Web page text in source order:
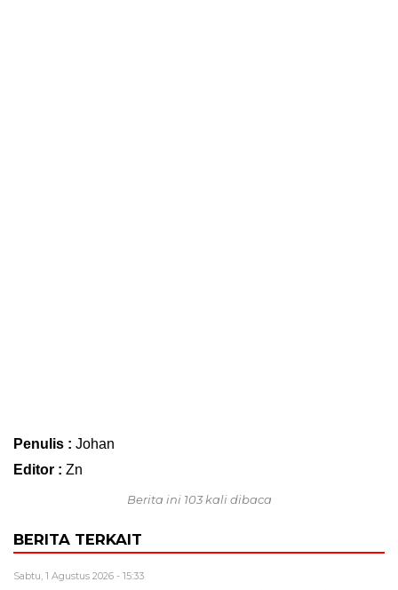
Penulis : Johan
Editor : Zn
Berita ini 103 kali dibaca
BERITA TERKAIT
Sabtu, 1 Agustus 2026 - 15:33